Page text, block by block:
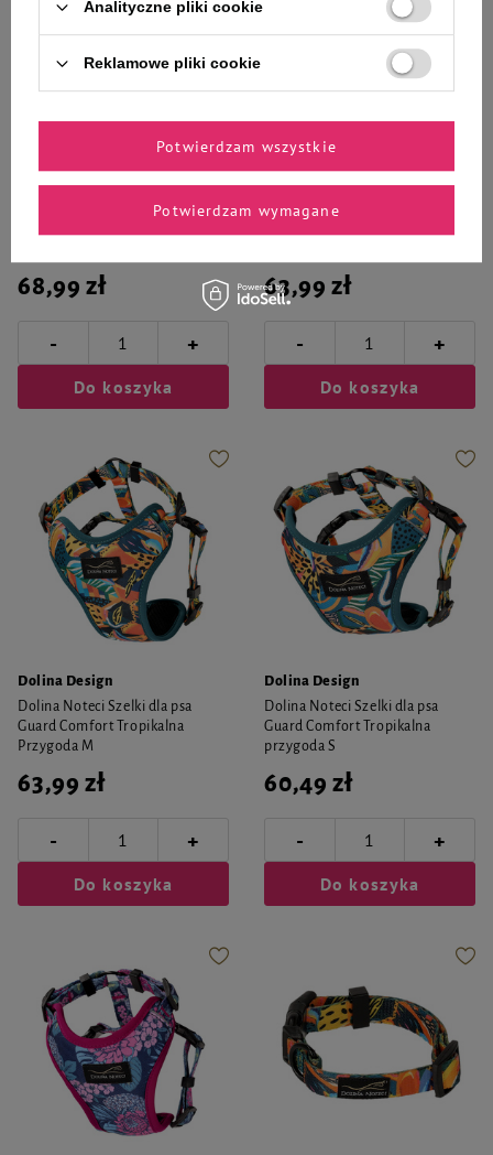
Dolina Design
Dolina Noteci Szelki dla psa
68,99 zł
- +
Do koszyka
Dolina Design
Dolina Noteci Szelki dla psa
63,99 zł
- +
Do koszyka
Dolina Design
Dolina Noteci Szelki dla psa
Guard Comfort Tropikalna
Przygoda M
63,99 zł
- +
Do koszyka
Dolina Design
Dolina Noteci Szelki dla psa
Guard Comfort Tropikalna
przygoda S
60,49 zł
- +
Do koszyka
Analityczne pliki cookie
Reklamowe pliki cookie
Potwierdzam wymagane
Potwierdzam wszystkie